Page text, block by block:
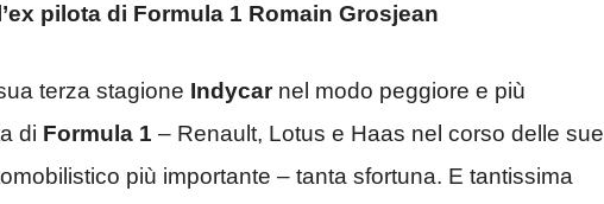
pilota di Formula 1 Romain Grosjean
terza stagione Indycar nel modo peggiore e più
di Formula 1 – Renault, Lotus e Haas nel corso delle sue
più importante – tanta sfortuna. E tantissima